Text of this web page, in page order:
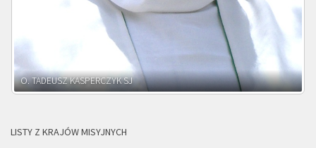
O. ADNRZEJ LEŚNIARA SJ
LISTY Z KRAJÓW MISYJNYCH